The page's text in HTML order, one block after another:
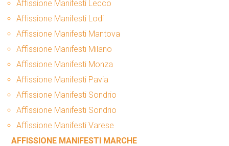
Affissione Manifesti Lecco
Affissione Manifesti Lodi
Affissione Manifesti Mantova
Affissione Manifesti Milano
Affissione Manifesti Monza
Affissione Manifesti Pavia
Affissione Manifesti Sondrio
Affissione Manifesti Sondrio
Affissione Manifesti Varese
AFFISSIONE MANIFESTI MARCHE